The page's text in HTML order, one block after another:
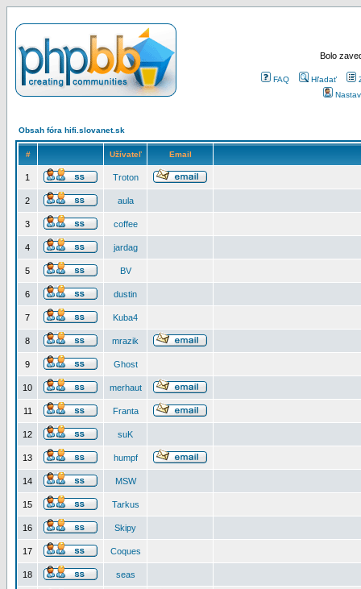
Bolo
FAQ Hľadať
Obsah fóra hifi.slovanet.sk
# Užívateľ Email
1 Troton
2 aula
3 coffee
4 jardag
5 BV
6 dustin
7 Kuba4
8 mrazik
9 Ghost
10 merhaut
11 Franta
12 suK
13 humpf
14 MSW
15 Tarkus
16 Skipy
17 Coques
18 seas